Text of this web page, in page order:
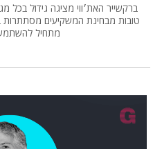
ברקשייר האת׳ווי מציגה גידול
טובות מבחינת המשקיעים
מתחיל